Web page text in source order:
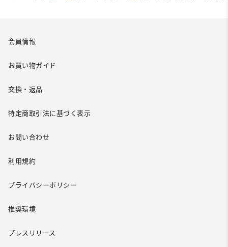
会員情報
お買い物ガイド
交換・返品
特定商取引法に基づく表示
お問い合わせ
利用規約
プライバシーポリシー
推奨環境
プレスリリース